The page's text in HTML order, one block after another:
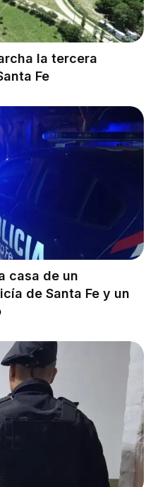
la tercera
Fe
casa de un
de Santa Fe y un